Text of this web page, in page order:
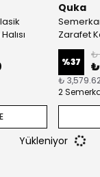
Quka
Zarafet
%37
₺
₺
₺
2
Yükleniyor